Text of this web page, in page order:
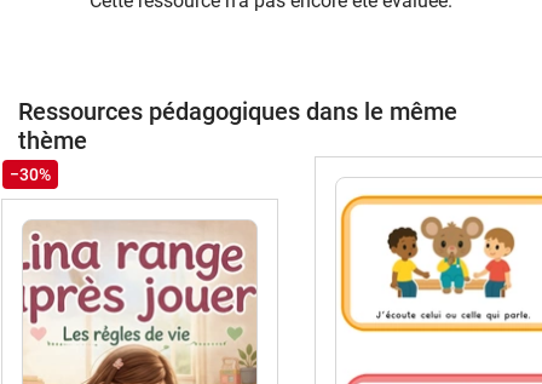
Ressources pédagogiques dans le même
thème
−30%